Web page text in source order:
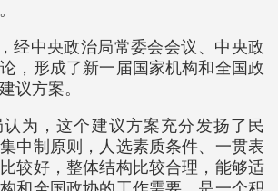
经中央政治局常委会会议、中央政
，形成了新一届国家机构和全国政
议方案。
为，这个建议方案充分发扬了民
中制原则，人选素质条件、一贯表
较好，整体结构比较合理，能够适